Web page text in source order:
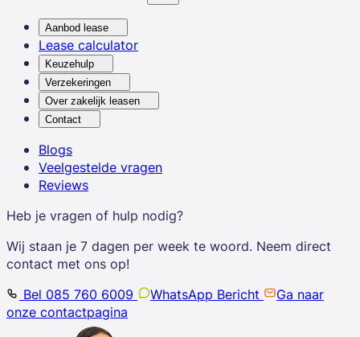
Aanbod lease
Lease calculator
Keuzehulp
Verzekeringen
Over zakelijk leasen
Contact
Blogs
Veelgestelde vragen
Reviews
Heb je vragen of hulp nodig?
Wij staan je 7 dagen per week te woord. Neem direct
contact met ons op!
Bel 085 760 6009
WhatsApp Bericht
Ga naar
onze contactpagina